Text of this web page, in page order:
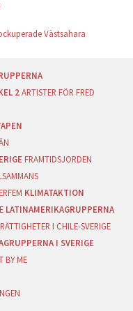
Västsahara
2 ARTISTER FÖR FRED
FRAMTIDSJORDEN
KLIMATAKTION
LATINAMERIKAGRUPPERNA
I CHILE-SVERIGE
I SVERIGE
BY ME